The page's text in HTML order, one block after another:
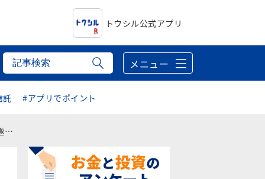
トウシル公式アプリ
メニュー
託 #アプリでポイント